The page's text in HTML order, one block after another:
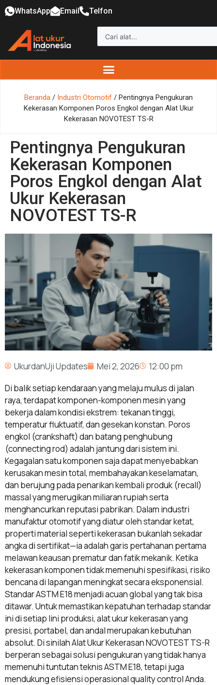
WhatsApp Email Telfon
Beranda / Industri Otomotif / Pentingnya Pengukuran
Kekerasan Komponen Poros Engkol dengan Alat Ukur
Kekerasan NOVOTEST TS-R
Pentingnya Pengukuran
Kekerasan Komponen
Poros Engkol dengan Alat
Ukur Kekerasan
NOVOTEST TS-R
UkurdanUji Updates Mei 2, 2026
12:00 pm
Di balik setiap kendaraan yang melaju mulus di jalan
raya, terdapat komponen-komponen mesin yang
bekerja dalam kondisi ekstrem: tekanan tinggi,
temperatur fluktuatif, dan gesekan konstan. Poros
engkol (crankshaft) dan batang penghubung
(connecting rod) adalah jantung dari sistem ini.
Kegagalan satu komponen saja dapat menyebabkan
kerusakan mesin total, membahayakan keselamatan,
dan berujung pada penarikan kembali produk (recall)
massal yang merugikan miliaran rupiah serta
menghancurkan reputasi pabrikan. Dalam industri
manufaktur otomotif yang diatur oleh standar ketat,
properti material seperti kekerasan bukanlah sekadar
angka di sertifikat—ia adalah garis pertahanan pertama
melawan keausan prematur dan fatik mekanik. Ketika
kekerasan komponen tidak memenuhi spesifikasi, risiko
bencana di lapangan meningkat secara eksponensial.
Standar ASTM E18 menjadi acuan global yang tak bisa
ditawar. Untuk memastikan kepatuhan terhadap standar
ini di setiap lini produksi, alat ukur kekerasan yang
presisi, portabel, dan andal merupakan kebutuhan
absolut. Di sinilah Alat Ukur Kekerasan NOVOTEST TS-R
berperan sebagai solusi pengukuran yang tidak hanya
memenuhi tuntutan teknis ASTM E18, tetapi juga
mendukung efisiensi operasional quality control Anda.